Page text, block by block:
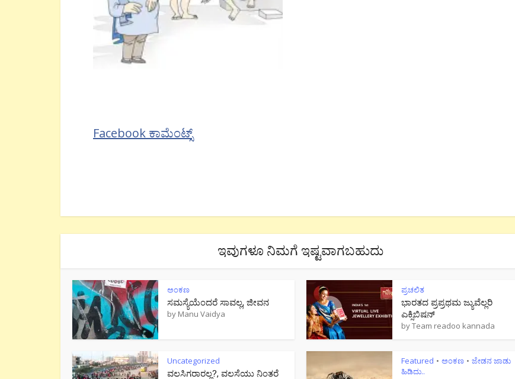
Facebook ಕಾಮೆಂಟ್ಸ್
ಇವುಗಳೂ ನಿಮಗೆ ಇಷ್ಟವಾಗಬಹುದು
ಅಂಕಣ
ಸಮಸ್ಯೆಯೆಂದರೆ ಸಾವಲ್ಲ, ಜೀವನ
by Manu Vaidya
ಪ್ರಚಲಿತ
ಭಾರತದ ಪ್ರಪ್ರಥಮ ಜ್ಯುವೆಲ್ಲರಿ
ಎಕ್ಸಿಬಿಷನ್
byTeam readoo kannada
Uncategorized
ವಲಸಿಗರಾರಲ್ಲ?, ವಲಸೆಯು ನಿಂತರೆ
Featured • ಅಂಕಣ • ಜೇಡನ ಜಾಡು
ಹಿಡಿದು..